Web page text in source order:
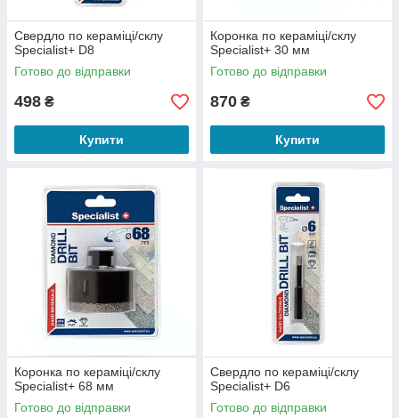
Свердло по кераміці/склу
Specialist+ D8
Готово до відправки
498 ₴
Купити
Коронка по кераміці/склу
Specialist+ 30 мм
Готово до відправки
870 ₴
Купити
Коронка по кераміці/склу
Specialist+ 68 мм
Готово до відправки
Свердло по кераміці/склу
Specialist+ D6
Готово до відправки